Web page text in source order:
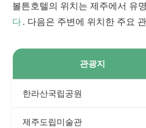
볼튼호텔의 위치는 제주에서 유
다. 다음은 주변에 위치한 주요
관광지
한라산국립공원
제주도립미술관